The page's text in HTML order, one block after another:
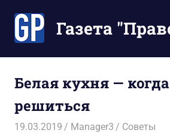
содержимомуГазета
Ваше
время
Белая кухня —
решиться
19.03.2019 Manager3 Советы